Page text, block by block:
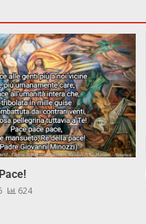
624